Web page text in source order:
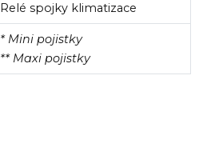
Relé spojky klimatizace
* Mini pojistky
** Maxi pojistky